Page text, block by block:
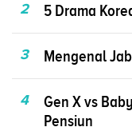
2 5 Drama
3 Mengenal
4
Gen X vs
Pensiun